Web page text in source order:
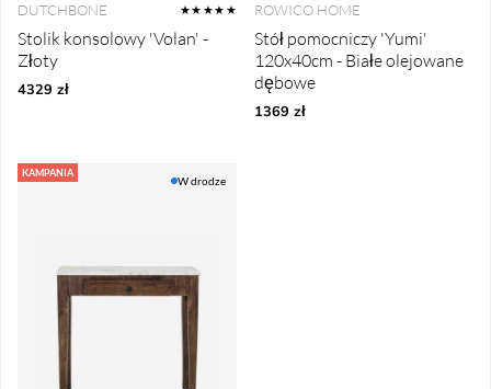
DUTCHBONE ★★★★★
Stolik konsolowy 'Volan' -
Złoty
4329 zł
ROWICO HOME
Stół pomocniczy 'Yumi'
120x40cm - Białe olejowane
dębowe
1369 zł
KAMPANIA
W drodze